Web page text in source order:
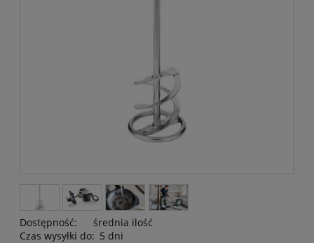
Dostępność:
średnia ilość
Czas wysyłki do: 5 dni